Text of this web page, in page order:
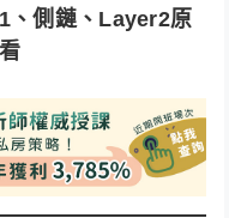
側鏈、Layer2原